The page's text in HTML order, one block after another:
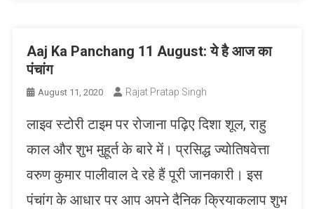
Aaj Ka Panchang 11 August: ये है आज का
पंचांग
August 11, 2020 Rajat Pratap Singh
लाइव स्टोरी टाइम पर रोजाना पढ़िए दिशा शूल, राहु
काल और शुभ मुहूर्त के बारे में। प्रसिद्ध ज्योतिषवेत्ता
वरुण कुमार पालीवाल दे रहे हैं पूरी जानकारी। इस
पंचांग के आधार पर आप अपने दैनिक क्रियाकलाप शुभ